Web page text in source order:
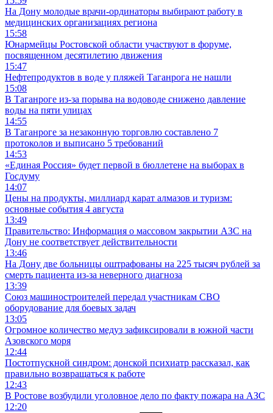
На Дону молодые врачи-ординаторы выбирают работу в
медицинских организациях региона
15:58
Юнармейцы Ростовской области участвуют в форуме,
посвященном десятилетию движения
15:47
Нефтепродуктов в воде у пляжей Таганрога не нашли
15:08
В Таганроге из-за порыва на водоводе снижено давление
воды на пяти улицах
14:55
В Таганроге за незаконную торговлю составлено 7
протоколов и выписано 5 требований
14:53
«Единая Россия» будет первой в бюллетене на выборах в
Госдуму
14:07
Цены на продукты, миллиард карат алмазов и туризм:
основные события 4 августа
13:49
Правительство: Информация о массовом закрытии АЗС на
Дону не соответствует действительности
13:46
На Дону две больницы оштрафованы на 225 тысяч рублей за
смерть пациента из-за неверного диагноза
13:39
Союз машиностроителей передал участникам СВО
оборудование для боевых задач
13:05
Огромное количество медуз зафиксировали в южной части
Азовского моря
12:44
Постотпускной синдром: донской психиатр рассказал, как
правильно возвращаться к работе
12:43
В Ростове возбудили уголовное дело по факту пожара на АЗС
12:20